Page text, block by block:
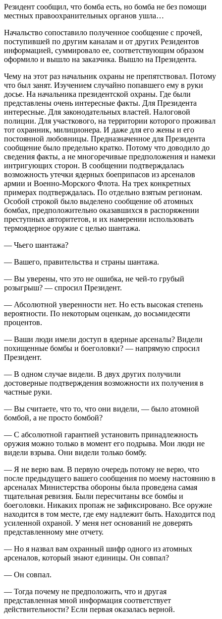
Резидент сообщил, что бомба есть, но бомба не без помощи
местных правоохранительных органов ушла…
Начальство сопоставило полученное сообщение с прочей,
поступившей по другим каналам и от других Резидентов
информацией, суммировало ее, соответствующим образом
оформило и вышло на заказчика. Вышло на Президента.
Чему на этот раз начальник охраны не препятствовал. Потому
что был занят. Изучением случайно попавшего ему в руки
досье. На начальника президентской охраны. Где были
представлены очень интересные факты. Для Президента
интересные. Для законодательных властей. Налоговой
полиции. Для участкового, на территории которого проживал
тот охранник, милиционера. И даже для его жены и его
постоянной любовницы. Предназначенное для Президента
сообщение было предельно кратко. Потому что доводило до
сведения факты, а не многоречивые предположения и намеки
интригующих сторон. В сообщении подтверждалась
возможность утечки ядерных боеприпасов из арсеналов
армии и Военно-Морского Флота. На трех конкретных
примерах подтверждалась. По отдельно взятым регионам.
Особой строкой было выделено сообщение об атомных
бомбах, предположительно оказавшихся в распоряжении
преступных авторитетов, и их намерении использовать
термоядерное оружие с целью шантажа.
— Чьего шантажа?
— Вашего, правительства и страны шантажа.
— Вы уверены, что это не ошибка, не чей-то грубый
розыгрыш? — спросил Президент.
— Абсолютной уверенности нет. Но есть высокая степень
вероятности. По некоторым оценкам, до восьмидесяти
процентов.
— Ваши люди имели доступ в ядерные арсеналы? Видели
похищенные бомбы и боеголовки? — напрямую спросил
Президент.
— В одном случае видели. В двух других получили
достоверные подтверждения возможности их получения в
частные руки.
— Вы считаете, что то, что они видели, — было атомной
бомбой, а не просто бомбой?
— С абсолютной гарантией установить принадлежность
оружия можно только в момент его подрыва. Мои люди не
видели взрыва. Они видели только бомбу.
— Я не верю вам. В первую очередь потому не верю, что
после предыдущего вашего сообщения по моему настоянию в
арсеналах Министерства обороны была проведена самая
тщательная ревизия. Были пересчитаны все бомбы и
боеголовки. Никаких пропаж не зафиксировано. Все оружие
находится в том месте, где ему надлежит быть. Находится под
усиленной охраной. У меня нет оснований не доверять
представленному мне отчету.
— Но я назвал вам охранный шифр одного из атомных
арсеналов, который знают единицы. Он совпал?
— Он совпал.
— Тогда почему не предположить, что и другая
представленная мной информация соответствует
действительности? Если первая оказалась верной.